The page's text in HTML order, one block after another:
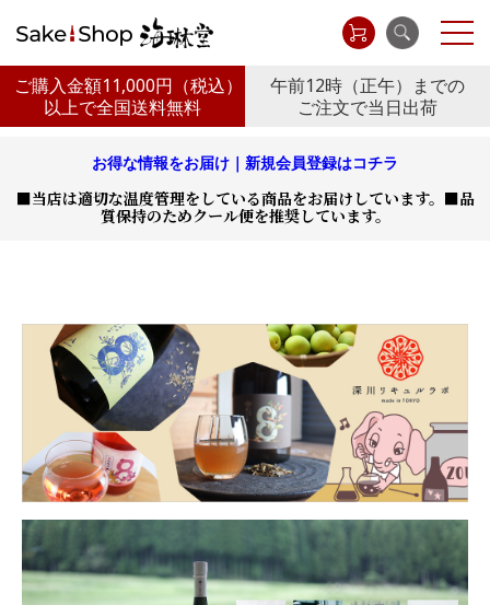
ご購入金額11,000円 （税込）
以上で全国送料無料
午前12時（正午）までの
ご注文で当日出荷
お得な情報をお届け｜新規会員登録はコチラ
■当店は適切な温度管理をしている商品をお届けしています。■品
質保持のためクール便を推奨しています。